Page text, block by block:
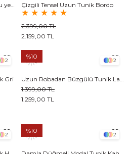
Çizgili Tensel Uzun Tunik Bordo
★ ★ ★ ★ ★
2.159,00 TL
2.399,00 TL
2
Gri
2
1.259,00 TL
1.399,00 TL
%10
2 2
%10